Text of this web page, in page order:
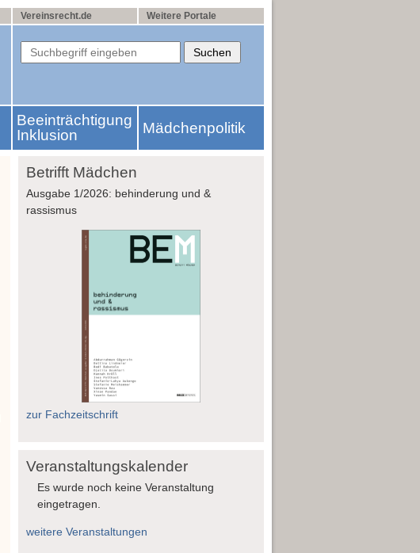
Vereinsrecht.de Weitere Portale
Beeinträchtigung
Inklusion
Mädchenpolitik
Betrifft Mädchen
Ausgabe 1/2026: behinderung und &
rassismus
zur Fachzeitschrift
Veranstaltungskalender
Es wurde noch keine Veranstaltung
eingetragen.
weitere Veranstaltungen